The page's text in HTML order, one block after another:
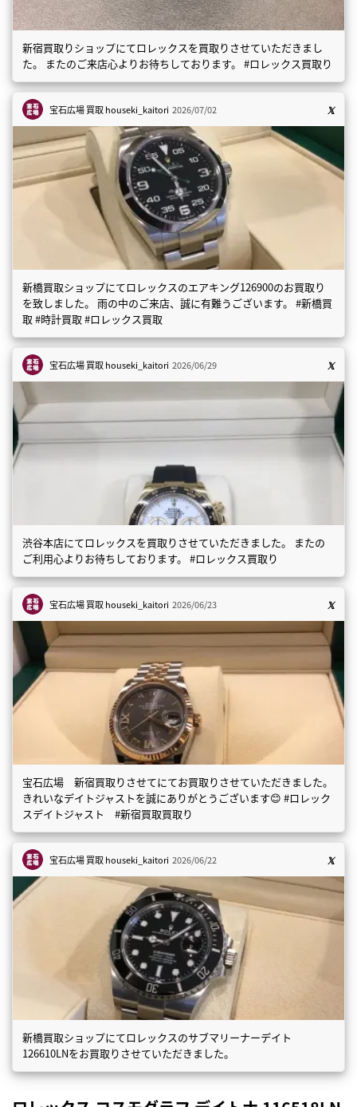
新宿買取りショップにてロレックスを買取りさせていただきまし
た。 またのご来店心よりお待ちしております。 #ロレックス買取り
宝石広場 買取houseki_kaitori 2026/07/02
新橋買取ショップにてロレックスのエアキング126900のお買取り
を致しました。 雨の中のご来店、誠に有難うございます。 #新橋買
取 #時計買取 #ロレックス買取
宝石広場 買取houseki_kaitori 2026/06/29
渋谷本店にてロレックスを買取りさせていただきました。 またの
ご利用心よりお待ちしております。 #ロレックス買取り
宝石広場 買取houseki_kaitori 2026/06/23
宝石広場 新宿買取りさせてにてお買取りさせていただきました。
きれいなデイトジャストを誠にありがとうございます😊 #ロレック
スデイトジャスト #新宿買取買取り
宝石広場 買取houseki_kaitori 2026/06/22
新橋買取ショップにてロレックスのサブマリーナーデイト
126610LNをお買取りさせていただきました。